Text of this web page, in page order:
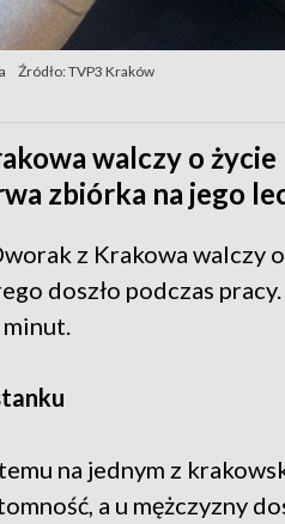
Źródło: TVP3 Kraków
walczy o życie
zbiórka na jego
z Krakowa walczy o
doszło podczas pracy.
na jednym z
a u mężczyzny